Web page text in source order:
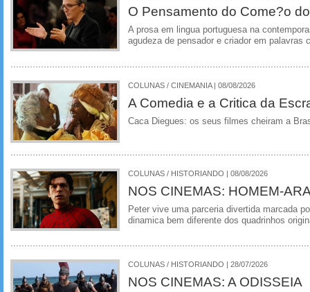
O Pensamento do Come?o
A prosa em lingua portuguesa na
agudeza de pensador e criador em palavras
COLUNAS / CINEMANIA | 08/08/2026
A Comedia e a Critica da
Caca Diegues: os seus filmes cheiram a
COLUNAS / HISTORIANDO | 08/08/2026
NOS CINEMAS: HOMEM-
Peter vive uma parceria divertida marcada
dinamica bem diferente dos quadrinhos
COLUNAS / HISTORIANDO | 28/07/2026
NOS CINEMAS: A ODISSEIA